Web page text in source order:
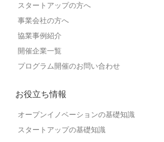
スタートアップの方へ
事業会社の方へ
協業事例紹介
開催企業一覧
プログラム開催のお問い合わせ
お役立ち情報
オープンイノベーションの基礎知識
スタートアップの基礎知識